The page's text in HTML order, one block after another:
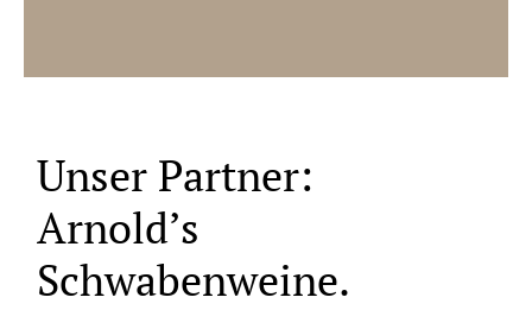
Unser Partner:
Arnold’s
Schwabenweine.